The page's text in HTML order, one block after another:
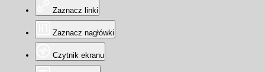
Zaznacz linki
Zaznacz nagłówki
Czytnik ekranu